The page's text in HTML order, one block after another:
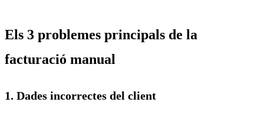
Els 3 problemes principals de la
facturació manual
1. Dades incorrectes del client